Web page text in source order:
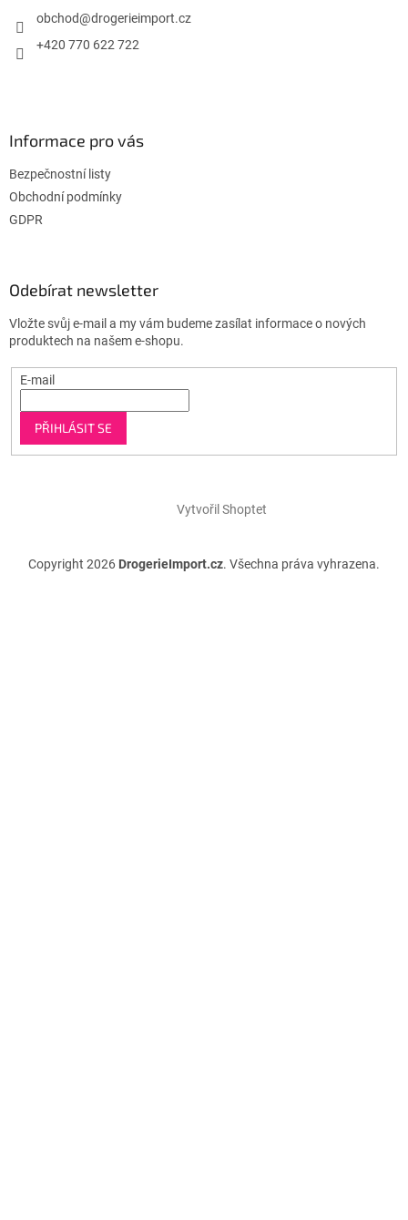
obchod@drogerieimport.cz
+420 770 622 722
Informace pro vás
Bezpečnostní listy
Obchodní podmínky
GDPR
Odebírat newsletter
Vložte svůj e-mail a my vám budeme zasílat informace o nových
produktech na našem e-shopu.
E-mail
PŘIHLÁSIT SE
Vytvořil Shoptet
Copyright 2026 DrogerieImport.cz. Všechna práva vyhrazena.